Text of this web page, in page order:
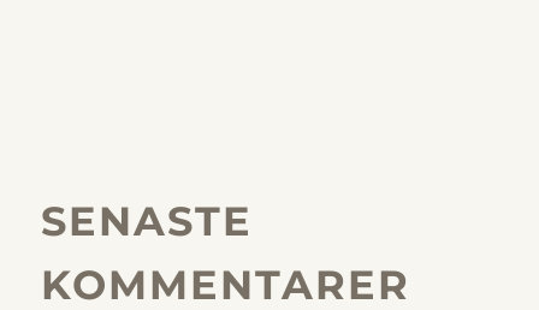
SENASTE
KOMMENTARER